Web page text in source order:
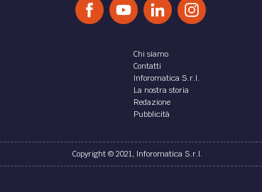
Chi siamo
Contatti
Inforomatica S.r.l.
La nostra storia
Redazione
Pubblicità
Copyright © 2021, Inforomatica S.r.l.